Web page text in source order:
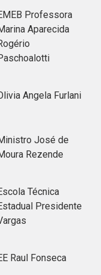
Professora
Aparecida
Angela Furlani
José de
Rezende
Técnica
Presidente
Raul Fonseca